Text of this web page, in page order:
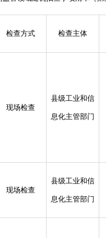
检查方式 检查主体
现场检查
县级工业和信
息化主管部门
现场检查
县级工业和信
息化主管部门